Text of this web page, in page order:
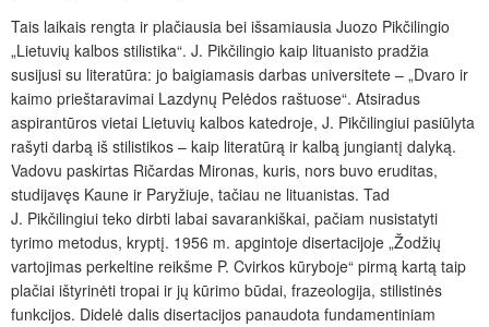
Tais laikais rengta ir plačiausia bei išsamiausia Juozo Pikčilingio
„Lietuvių kalbos stilistika“. J. Pikčilingio kaip lituanisto pradžia
susijusi su literatūra: jo baigiamasis darbas universitete – „Dvaro ir
kaimo prieštaravimai Lazdynų Pelėdos raštuose“. Atsiradus
aspirantūros vietai Lietuvių kalbos katedroje, J. Pikčilingiui pasiūlyta
rašyti darbą iš stilistikos – kaip literatūrą ir kalbą jungiantį dalyką.
Vadovu paskirtas Ričardas Mironas, kuris, nors buvo eruditas,
studijavęs Kaune ir Paryžiuje, tačiau ne lituanistas. Tad
J. Pikčilingiui teko dirbti labai savarankiškai, pačiam nusistatyti
tyrimo metodus, kryptį. 1956 m. apgintoje disertacijoje „Žodžių
vartojimas perkeltine reikšme P. Cvirkos kūryboje“ pirmą kartą taip
plačiai ištyrinėti tropai ir jų kūrimo būdai, frazeologija, stilistinės
funkcijos. Didelė dalis disertacijos panaudota fundamentiniam